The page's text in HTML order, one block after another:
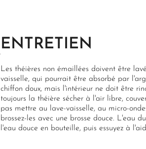
ENTRETIEN
Les théières non émaillées doivent être
vaisselle, qui pourrait être absorbé par
chiffon doux, mais l'intérieur ne doit être
toujours la théière sécher à l'air libre,
pas mettre au lave-vaisselle, au micro-
brossez-les avec une brosse douce. L'eau
l'eau douce en bouteille, puis essuyez à